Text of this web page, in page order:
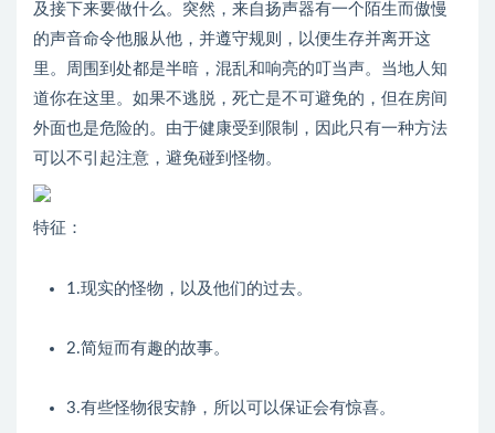
及接下来要做什么。突然，来自扬声器有一个陌生而傲慢
的声音命令他服从他，并遵守规则，以便生存并离开这
里。周围到处都是半暗，混乱和响亮的叮当声。当地人知
道你在这里。如果不逃脱，死亡是不可避免的，但在房间
外面也是危险的。由于健康受到限制，因此只有一种方法
可以不引起注意，避免碰到怪物。
特征：
1.现实的怪物，以及他们的过去。
2.简短而有趣的故事。
3.有些怪物很安静，所以可以保证会有惊喜。